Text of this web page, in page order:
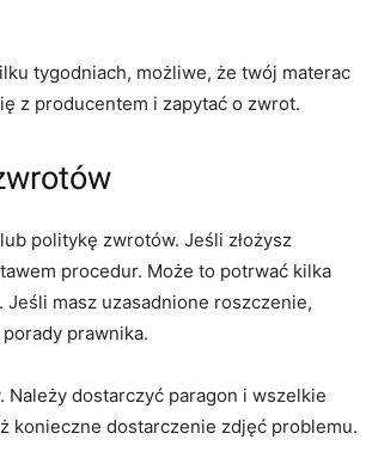
tygodniach, możliwe, że twój materac
z producentem i zapytać o zwrot.
politykę zwrotów. Jeśli złożysz
procedur. Może to potrwać kilka
masz uzasadnione roszczenie,
prawnika.
Należy dostarczyć paragon i wszelkie
konieczne dostarczenie zdjęć problemu.